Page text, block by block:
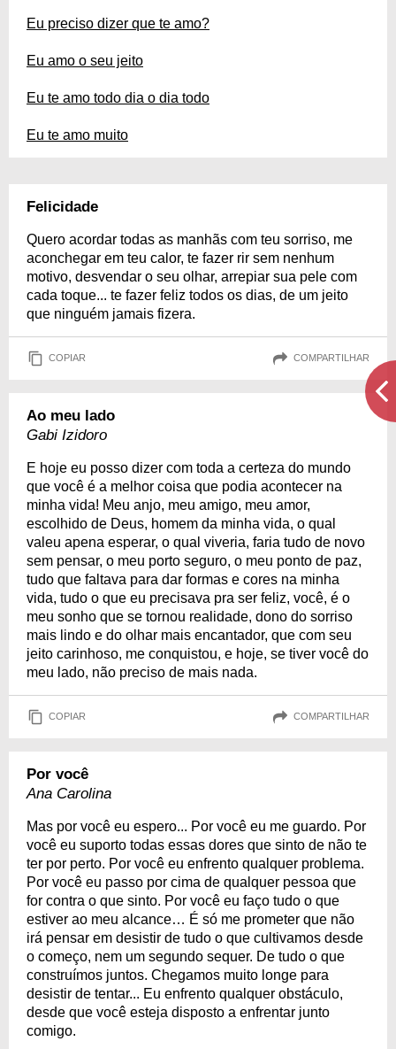
Eu preciso dizer que te amo?
Eu amo o seu jeito
Eu te amo todo dia o dia todo
Eu te amo muito
Felicidade
Quero acordar todas as manhãs com teu sorriso, me
aconchegar em teu calor, te fazer rir sem nenhum
motivo, desvendar o seu olhar, arrepiar sua pele com
cada toque... te fazer feliz todos os dias, de um jeito
que ninguém jamais fizera.
COPIAR COMPARTILHAR
Ao meu lado
Gabi Izidoro
E hoje eu posso dizer com toda a certeza do mundo
que você é a melhor coisa que podia acontecer na
minha vida! Meu anjo, meu amigo, meu amor,
escolhido de Deus, homem da minha vida, o qual
valeu apena esperar, o qual viveria, faria tudo de novo
sem pensar, o meu porto seguro, o meu ponto de paz,
tudo que faltava para dar formas e cores na minha
vida, tudo o que eu precisava pra ser feliz, você, é o
meu sonho que se tornou realidade, dono do sorriso
mais lindo e do olhar mais encantador, que com seu
jeito carinhoso, me conquistou, e hoje, se tiver você do
meu lado, não preciso de mais nada.
COPIAR COMPARTILHAR
Por você
Ana Carolina
Mas por você eu espero... Por você eu me guardo. Por
você eu suporto todas essas dores que sinto de não te
ter por perto. Por você eu enfrento qualquer problema.
Por você eu passo por cima de qualquer pessoa que
for contra o que sinto. Por você eu faço tudo o que
estiver ao meu alcance… É só me prometer que não
irá pensar em desistir de tudo o que cultivamos desde
o começo, nem um segundo sequer. De tudo o que
construímos juntos. Chegamos muito longe para
desistir de tentar... Eu enfrento qualquer obstáculo,
desde que você esteja disposto a enfrentar junto
comigo.